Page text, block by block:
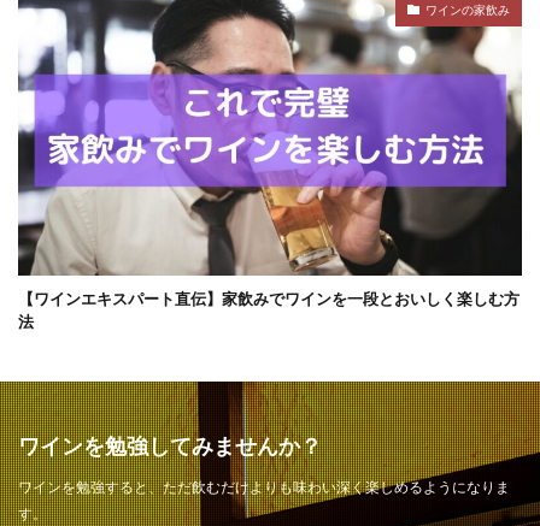
ワインの家飲み
【ワインエキスパート直伝】家飲みでワインを一段とおいしく楽しむ方
法
ワインを勉強してみませんか？
ワインを勉強すると、ただ飲むだけよりも味わい深く楽しめるようになりま
す。